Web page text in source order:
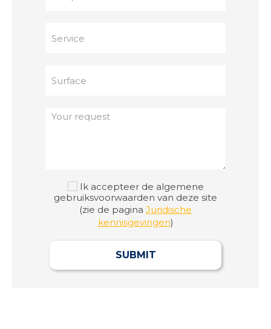
Ik accepteer de algemene
gebruiksvoorwaarden van deze site
(zie de pagina Juridische
kennisgevingen)
SUBMIT